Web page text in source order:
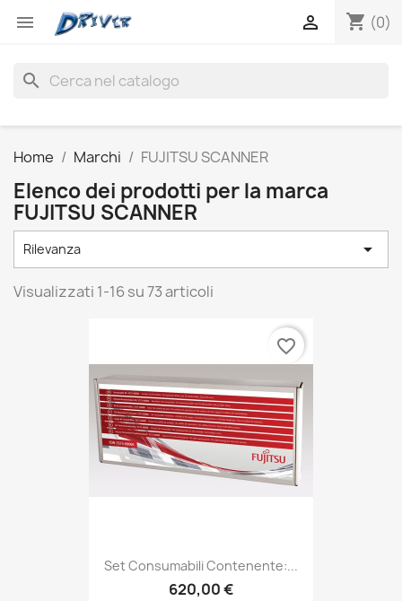
 shopping_cart (0)

search
Home Marchi FUJITSU SCANNER
Elenco dei prodotti per la marca
FUJITSU SCANNER
Rilevanza 
Visualizzati 1-16 su 73 articoli
Set Consumabili Contenente:...
620,00 €
favorite_border